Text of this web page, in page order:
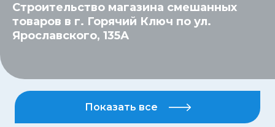
Строительство магазина смешанных
товаров в г. Горячий Ключ по ул.
Ярославского, 135А
Показать все